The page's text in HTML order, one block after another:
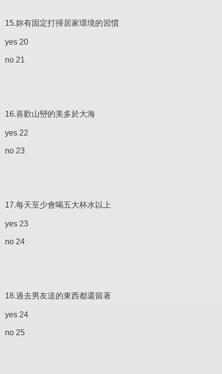
15.妳有固定打掃居家環境的習慣
yes 20
no 21
16.喜歡山巒的美多於大海
yes 22
no 23
17.每天至少會喝五大杯水以上
yes 23
no 24
18.過去男友送的東西都還留著
yes 24
no 25